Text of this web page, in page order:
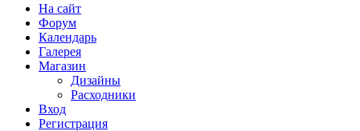
На сайт
Форум
Календарь
Галерея
Магазин
Дизайны
Расходники
Вход
Регистрация